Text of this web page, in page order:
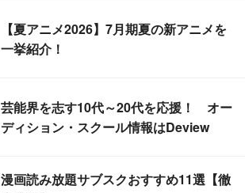
【夏アニメ2026】7月期夏の新アニメを
一挙紹介！
芸能界を志す10代～20代を応援！ オー
ディション・スクール情報はDeview
漫画読み放題サブスクおすすめ11選【徹